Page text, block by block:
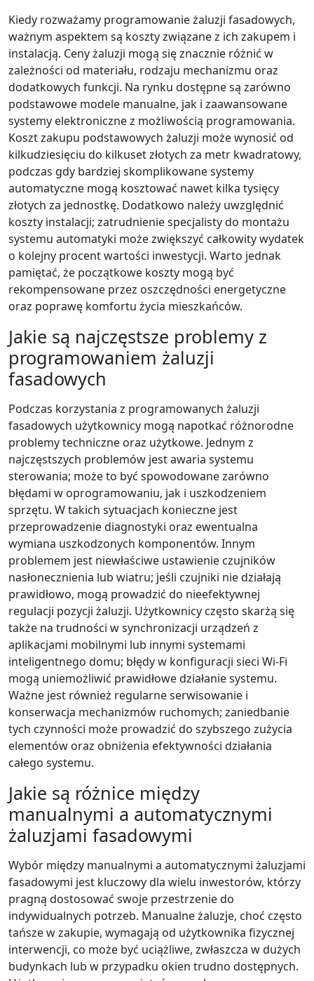
Kiedy rozważamy programowanie żaluzji fasadowych,
ważnym aspektem są koszty związane z ich zakupem i
instalacją. Ceny żaluzji mogą się znacznie różnić w
zależności od materiału, rodzaju mechanizmu oraz
dodatkowych funkcji. Na rynku dostępne są zarówno
podstawowe modele manualne, jak i zaawansowane
systemy elektroniczne z możliwością programowania.
Koszt zakupu podstawowych żaluzji może wynosić od
kilkudziesięciu do kilkuset złotych za metr kwadratowy,
podczas gdy bardziej skomplikowane systemy
automatyczne mogą kosztować nawet kilka tysięcy
złotych za jednostkę. Dodatkowo należy uwzględnić
koszty instalacji; zatrudnienie specjalisty do montażu
systemu automatyki może zwiększyć całkowity wydatek
o kolejny procent wartości inwestycji. Warto jednak
pamiętać, że początkowe koszty mogą być
rekompensowane przez oszczędności energetyczne
oraz poprawę komfortu życia mieszkańców.
Jakie są najczęstsze problemy z
programowaniem żaluzji
fasadowych
Podczas korzystania z programowanych żaluzji
fasadowych użytkownicy mogą napotkać różnorodne
problemy techniczne oraz użytkowe. Jednym z
najczęstszych problemów jest awaria systemu
sterowania; może to być spowodowane zarówno
błędami w oprogramowaniu, jak i uszkodzeniem
sprzętu. W takich sytuacjach konieczne jest
przeprowadzenie diagnostyki oraz ewentualna
wymiana uszkodzonych komponentów. Innym
problemem jest niewłaściwe ustawienie czujników
nasłonecznienia lub wiatru; jeśli czujniki nie działają
prawidłowo, mogą prowadzić do nieefektywnej
regulacji pozycji żaluzji. Użytkownicy często skarżą się
także na trudności w synchronizacji urządzeń z
aplikacjami mobilnymi lub innymi systemami
inteligentnego domu; błędy w konfiguracji sieci Wi-Fi
mogą uniemożliwić prawidłowe działanie systemu.
Ważne jest również regularne serwisowanie i
konserwacja mechanizmów ruchomych; zaniedbanie
tych czynności może prowadzić do szybszego zużycia
elementów oraz obniżenia efektywności działania
całego systemu.
Jakie są różnice między
manualnymi a automatycznymi
żaluzjami fasadowymi
Wybór między manualnymi a automatycznymi żaluzjami
fasadowymi jest kluczowy dla wielu inwestorów, którzy
pragną dostosować swoje przestrzenie do
indywidualnych potrzeb. Manualne żaluzje, choć często
tańsze w zakupie, wymagają od użytkownika fizycznej
interwencji, co może być uciążliwe, zwłaszcza w dużych
budynkach lub w przypadku okien trudno dostępnych.